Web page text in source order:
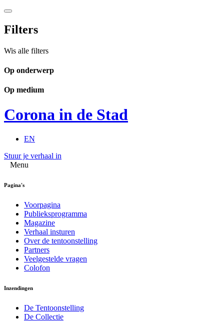
Filters
Wis alle filters
Op onderwerp
Op medium
Corona in de Stad
EN
Stuur je verhaal in
Menu
Pagina's
Voorpagina
Publieksprogramma
Magazine
Verhaal insturen
Over de tentoonstelling
Partners
Veelgestelde vragen
Colofon
Inzendingen
De Tentoonstelling
De Collectie